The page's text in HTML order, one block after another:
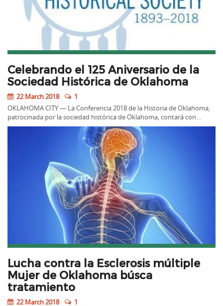
Celebrando el 125 Aniversario de la
Sociedad Histórica de Oklahoma
22 March 2018
1
OKLAHOMA CITY — La Conferencia 2018 de la Historia de Oklahoma,
patrocinada por la sociedad histórica de Oklahoma, contará con…
Lucha contra la Esclerosis múltiple
Mujer de Oklahoma búsca
tratamiento
22 March 2018
1